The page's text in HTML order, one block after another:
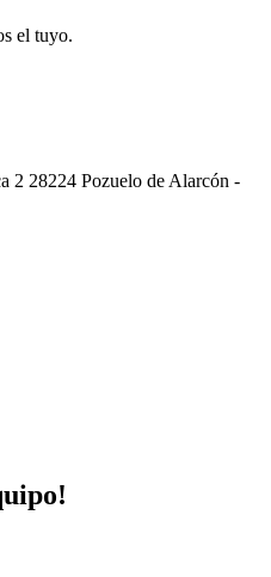
el tuyo.
2 28224 Pozuelo de Alarcón -